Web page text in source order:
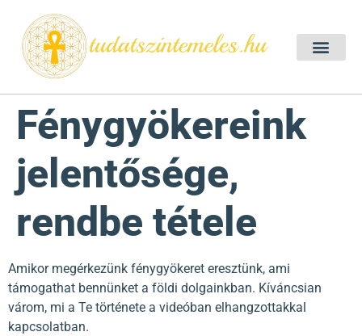
Fénygyökereink
jelentősége,
rendbe tétele
Amikor megérkezünk fénygyökeret eresztünk, ami
támogathat bennünket a földi dolgainkban. Kíváncsian
várom, mi a Te története a videóban elhangzottakkal
kapcsolatban.